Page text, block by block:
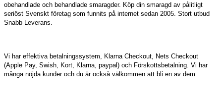
obehandlade och behandlade smaragder. Köp din smaragd av pålitligt
seriöst Svenskt företag som funnits på internet sedan 2005. Stort utbud
Snabb Leverans.
Vi har effektiva betalningssystem, Klarna Checkout, Nets Checkout
(Apple Pay, Swish, Kort, Klarna, paypal) och Förskottsbetalning. Vi har
många nöjda kunder och du är också välkommen att bli en av dem.